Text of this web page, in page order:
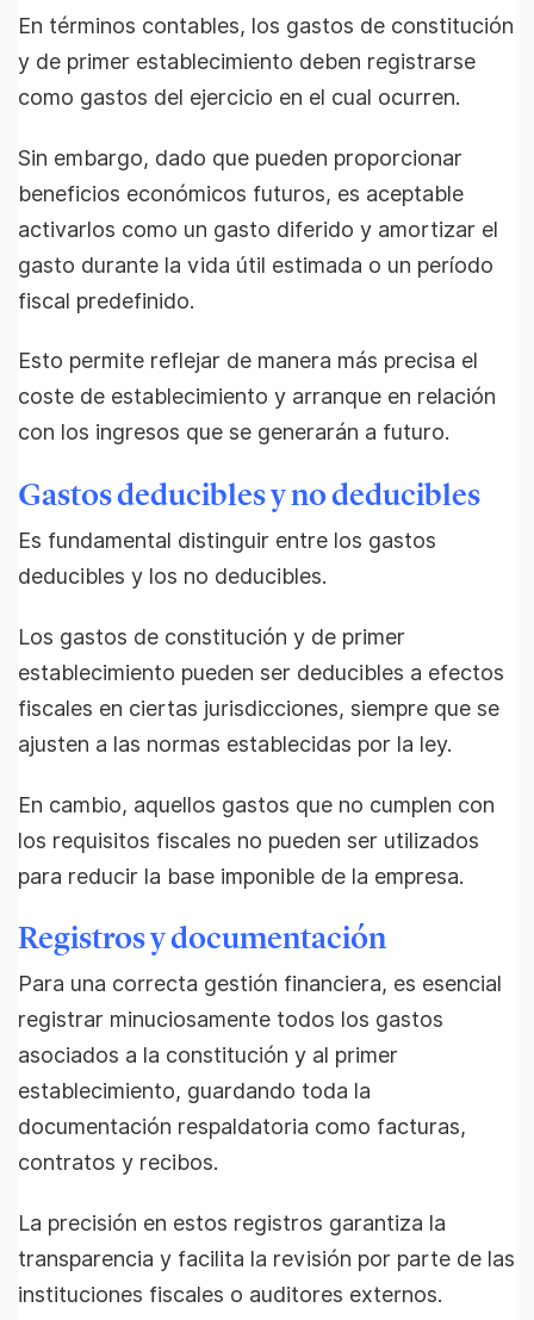
En términos contables, los gastos de constitución
y de primer establecimiento deben registrarse
como gastos del ejercicio en el cual ocurren.
Sin embargo, dado que pueden proporcionar
beneficios económicos futuros, es aceptable
activarlos como un gasto diferido y amortizar el
gasto durante la vida útil estimada o un período
fiscal predefinido.
Esto permite reflejar de manera más precisa el
coste de establecimiento y arranque en relación
con los ingresos que se generarán a futuro.
Gastos deducibles y no deducibles
Es fundamental distinguir entre los gastos
deducibles y los no deducibles.
Los gastos de constitución y de primer
establecimiento pueden ser deducibles a efectos
fiscales en ciertas jurisdicciones, siempre que se
ajusten a las normas establecidas por la ley.
En cambio, aquellos gastos que no cumplen con
los requisitos fiscales no pueden ser utilizados
para reducir la base imponible de la empresa.
Registros y documentación
Para una correcta gestión financiera, es esencial
registrar minuciosamente todos los gastos
asociados a la constitución y al primer
establecimiento, guardando toda la
documentación respaldatoria como facturas,
contratos y recibos.
La precisión en estos registros garantiza la
transparencia y facilita la revisión por parte de las
instituciones fiscales o auditores externos.